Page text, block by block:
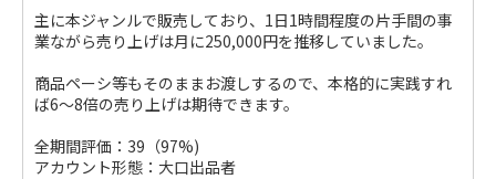
主に本ジャンルで販売しており、1日1時間程度の片手間の事
業ながら売り上げは月に250,000円を推移していました。
商品ペーシ等もそのままお渡しするので、本格的に実践すれ
ば6〜8倍の売り上げは期待できます。
全期間評価：39（97%)
アカウント形態：大口出品者